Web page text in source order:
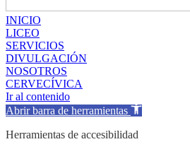
INICIO
LICEO
SERVICIOS
DIVULGACIÓN
NOSOTROS
CERVECÍVICA
Ir al contenido
Abrir barra de herramientas
Herramientas de accesibilidad